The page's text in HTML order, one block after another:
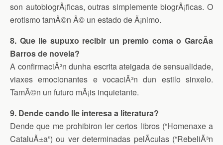
son autobiogrÃ¡ficas, outras simplemente biogrÃ¡ficas. O
erotismo tamÃ©n Ã© un estado de Ã¡nimo.
8. Que lle supuxo recibir un premio coma o GarcÃ­a
Barros de novela?
A confirmaciÃ³n dunha escrita ateigada de sensualidade,
viaxes emocionantes e vocaciÃ³n dun estilo sinxelo.
TamÃ©n un futuro mÃ¡is inquietante.
9. Dende cando lle interesa a literatura?
Dende que me prohibiron ler certos libros (“Homenaxe a
CataluÃ±a”) ou ver determinadas pelÃ­culas (“RebeliÃ³n